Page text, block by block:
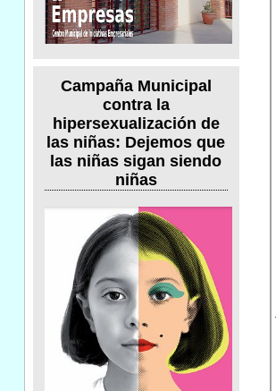
Campaña Municipal
contra la
hipersexualización de
las niñas: Dejemos que
las niñas sigan siendo
niñas